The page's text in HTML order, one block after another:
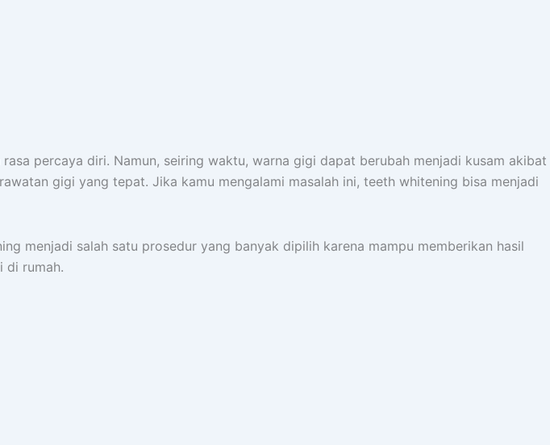
percaya diri. Namun, seiring waktu, warna gigi dapat berubah menjadi kusam akibat
gigi yang tepat. Jika kamu mengalami masalah ini, teeth whitening bisa menjadi
menjadi salah satu prosedur yang banyak dipilih karena mampu memberikan hasil
di rumah.